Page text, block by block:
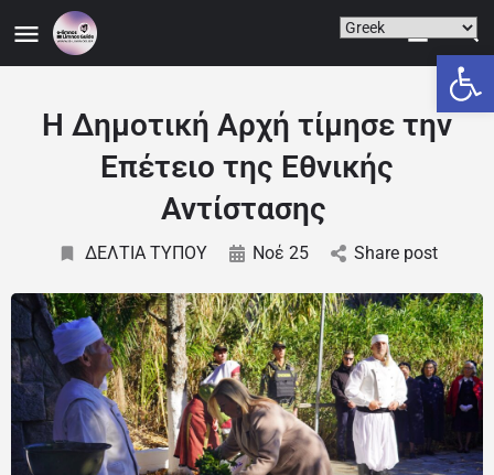
Η Δημοτική Αρχή τίμησε την
Επέτειο της Εθνικής
Αντίστασης
ΔΕΛΤΙΑ ΤΥΠΟΥ Νοέ 25 Share post